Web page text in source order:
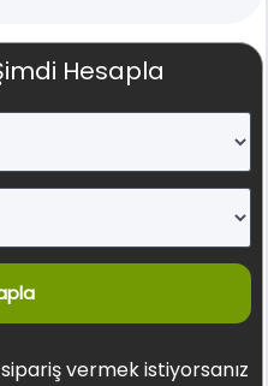
Hesapla
vermek istiyorsanız